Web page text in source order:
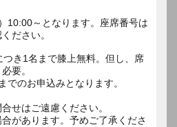
10:00～となります。座席番号は
ださい。
き1名まで膝上無料。但し、席
要。
のお申込みとなります。
せはご遠慮ください。
があります。予めご了承くださ